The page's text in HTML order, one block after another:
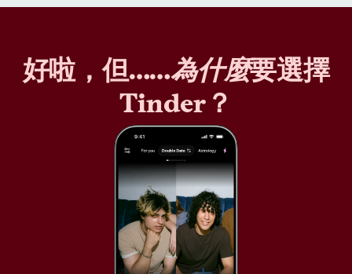
好啦，但……為什麼要選擇
Tinder？